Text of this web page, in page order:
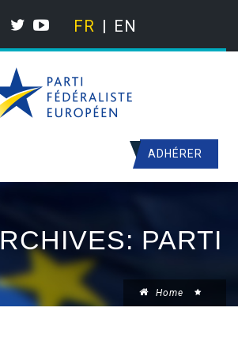
FR EN
ADHÉRER
PARTI
Home